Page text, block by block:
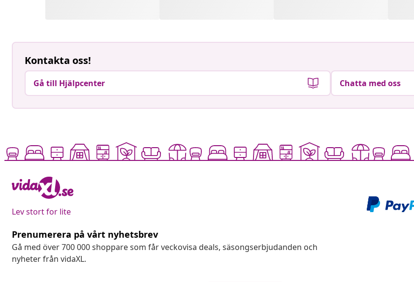
Kontakta oss!
Gå till Hjälpcenter Chatta med oss
Lev stort for lite
Prenumerera på vårt nyhetsbrev
Gå med över 700 000 shoppare som får veckovisa deals, säsongserbjudanden och
nyheter från vidaXL.